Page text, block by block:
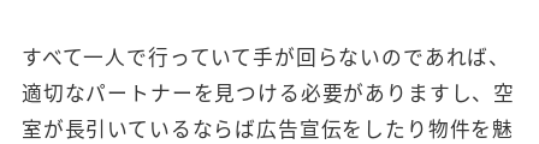
すべて一人で行っていて手が回らないのであれば、
適切なパートナーを見つける必要がありますし、空
室が長引いているならば広告宣伝をしたり物件を魅